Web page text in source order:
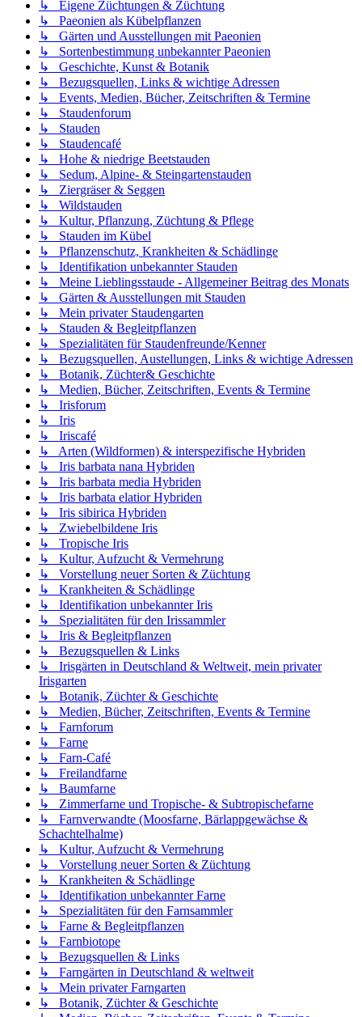
↳ Eigene Züchtungen & Züchtung
↳ Paeonien als Kübelpflanzen
↳ Gärten und Ausstellungen mit Paeonien
↳ Sortenbestimmung unbekannter Paeonien
↳ Geschichte, Kunst & Botanik
↳ Bezugsquellen, Links & wichtige Adressen
↳ Events, Medien, Bücher, Zeitschriften & Termine
↳ Staudenforum
↳ Stauden
↳ Staudencafé
↳ Hohe & niedrige Beetstauden
↳ Sedum, Alpine- & Steingartenstauden
↳ Ziergräser & Seggen
↳ Wildstauden
↳ Kultur, Pflanzung, Züchtung & Pflege
↳ Stauden im Kübel
↳ Pflanzenschutz, Krankheiten & Schädlinge
↳ Identifikation unbekannter Stauden
↳ Meine Lieblingsstaude - Allgemeiner Beitrag des Monats
↳ Gärten & Ausstellungen mit Stauden
↳ Mein privater Staudengarten
↳ Stauden & Begleitpflanzen
↳ Spezialitäten für Staudenfreunde/Kenner
↳ Bezugsquellen, Austellungen, Links & wichtige Adressen
↳ Botanik, Züchter& Geschichte
↳ Medien, Bücher, Zeitschriften, Events & Termine
↳ Irisforum
↳ Iris
↳ Iriscafé
↳ Arten (Wildformen) & interspezifische Hybriden
↳ Iris barbata nana Hybriden
↳ Iris barbata media Hybriden
↳ Iris barbata elatior Hybriden
↳ Iris sibirica Hybriden
↳ Zwiebelbildene Iris
↳ Tropische Iris
↳ Kultur, Aufzucht & Vermehrung
↳ Vorstellung neuer Sorten & Züchtung
↳ Krankheiten & Schädlinge
↳ Identifikation unbekannter Iris
↳ Spezialitäten für den Irissammler
↳ Iris & Begleitpflanzen
↳ Bezugsquellen & Links
↳ Irisgärten in Deutschland & Weltweit, mein privater
Irisgarten
↳ Botanik, Züchter & Geschichte
↳ Medien, Bücher, Zeitschriften, Events & Termine
↳ Farnforum
↳ Farne
↳ Farn-Café
↳ Freilandfarne
↳ Baumfarne
↳ Zimmerfarne und Tropische- & Subtropischefarne
↳ Farnverwandte (Moosfarne, Bärlappgewächse &
Schachtelhalme)
↳ Kultur, Aufzucht & Vermehrung
↳ Vorstellung neuer Sorten & Züchtung
↳ Krankheiten & Schädlinge
↳ Identifikation unbekannter Farne
↳ Spezialitäten für den Farnsammler
↳ Farne & Begleitpflanzen
↳ Farnbiotope
↳ Bezugsquellen & Links
↳ Farngärten in Deutschland & weltweit
↳ Mein privater Farngarten
↳ Botanik, Züchter & Geschichte